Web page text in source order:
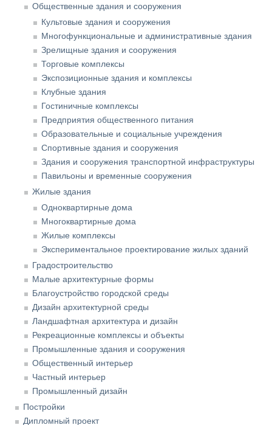
Общественные здания и сооружения
Культовые здания и сооружения
Многофункциональные и административные здания
Зрелищные здания и сооружения
Торговые комплексы
Экспозиционные здания и комплексы
Клубные здания
Гостиничные комплексы
Предприятия общественного питания
Образовательные и социальные учреждения
Спортивные здания и сооружения
Здания и сооружения транспортной инфраструктуры
Павильоны и временные сооружения
Жилые здания
Одноквартирные дома
Многоквартирные дома
Жилые комплексы
Экспериментальное проектирование жилых зданий
Градостроительство
Малые архитектурные формы
Благоустройство городской среды
Дизайн архитектурной среды
Ландшафтная архитектура и дизайн
Рекреационные комплексы и объекты
Промышленные здания и сооружения
Общественный интерьер
Частный интерьер
Промышленный дизайн
Постройки
Дипломный проект